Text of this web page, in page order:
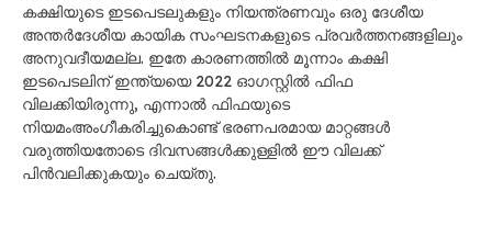
കക്ഷിയുടെ ഇടപെടലുകളും നിയന്ത്രണവും ഒരു ദേശീയ
അന്തർദേശീയ കായിക സംഘടനകളുടെ പ്രവർത്തനങ്ങളിലും
അനുവദീയമല്ല. ഇതേ കാരണത്തിൽ മൂന്നാം കക്ഷി
ഇടപെടലിന് ഇന്ത്യയെ 2022 ഓഗസ്റ്റിൽ ഫിഫ
വിലക്കിയിരുന്നു, എന്നാൽ ഫിഫയുടെ
നിയമംഅംഗീകരിച്ചുകൊണ്ട് ഭരണപരമായ മാറ്റങ്ങൾ
വരുത്തിയതോടെ ദിവസങ്ങൾക്കുള്ളിൽ ഈ വിലക്ക്
പിൻവലിക്കുകയും ചെയ്തു.